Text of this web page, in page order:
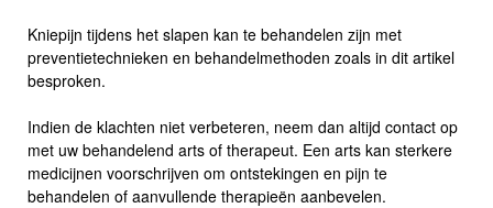
Kniepijn tijdens het slapen kan te behandelen zijn met
preventietechnieken en behandelmethoden zoals in dit artikel
besproken.
Indien de klachten niet verbeteren, neem dan altijd contact op
met uw behandelend arts of therapeut. Een arts kan sterkere
medicijnen voorschrijven om ontstekingen en pijn te
behandelen of aanvullende therapieën aanbevelen.